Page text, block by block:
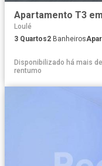
Apartamento T3
Loulé
3 Quartos2 Banheiros
Disponibilizado há mais
rentumo